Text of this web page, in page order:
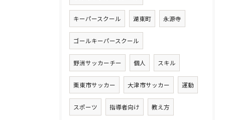
キーパースクール 湖東町 永源寺
ゴールキーパースクール
野洲サッカーチー 個人 スキル
栗東市サッカー 大津市サッカー 運動
スポーツ 指導者向け 教え方